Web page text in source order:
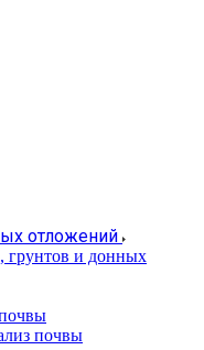
отложений
грунтов и донных
почвы